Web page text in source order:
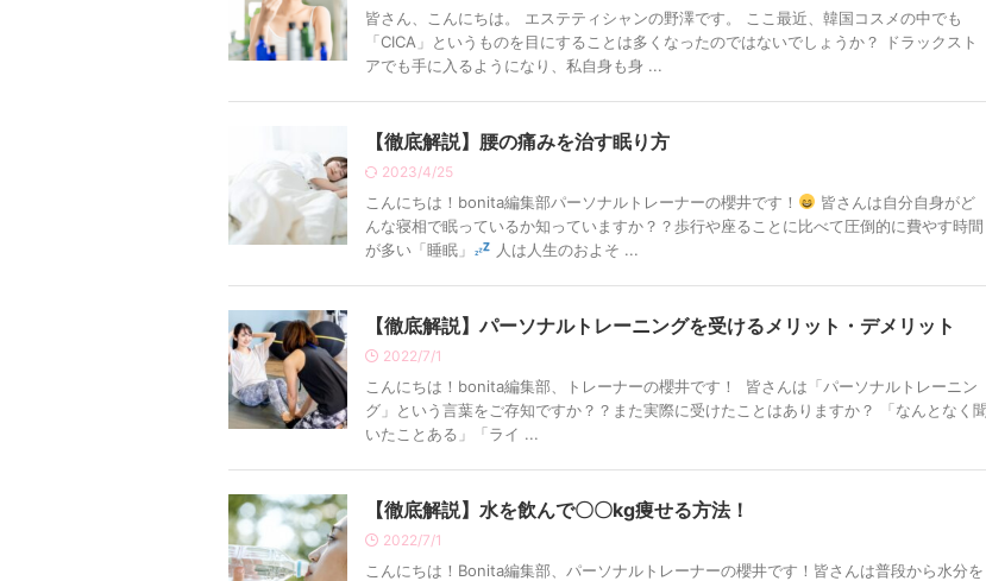
皆さん、こんにちは。 エステティシャンの野澤です。 ここ最近、韓国コスメの中でも
「CICA」というものを目にすることは多くなったのではないでしょうか？ ドラックスト
アでも手に入るようになり、私自身も身 ...
【徹底解説】腰の痛みを治す眠り方
2023/4/25
こんにちは！bonita編集部パーソナルトレーナーの櫻井です！
皆さんは自分自身がど
んな寝相で眠っているか知っていますか？？歩行や座ることに比べて圧倒的に費やす時間
が多い「睡眠」
人は人生のおよそ ...
【徹底解説】パーソナルトレーニングを受けるメリット・デメリット
2022/7/1
こんにちは！bonita編集部、トレーナーの櫻井です！ 皆さんは「パーソナルトレーニン
グ」という言葉をご存知ですか？？また実際に受けたことはありますか？ 「なんとなく聞
いたことある」「ライ ...
【徹底解説】水を飲んで〇〇kg痩せる方法！
2022/7/1
こんにちは！Bonita編集部、パーソナルトレーナーの櫻井です！皆さんは普段から水分を